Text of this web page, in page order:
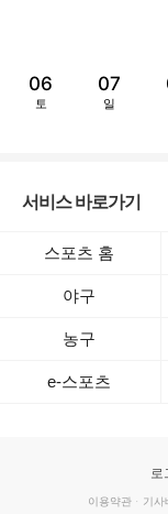
06
토
07
일
서비스 바로가기
스포츠 홈
야구
농구
e-스포츠
로
이용약관 · 기사